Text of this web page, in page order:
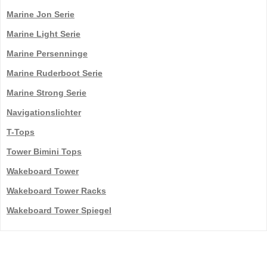
Marine Jon Serie
Marine Light Serie
Marine Persenninge
Marine Ruderboot Serie
Marine Strong Serie
Navigationslichter
T-Tops
Tower Bimini Tops
Wakeboard Tower
Wakeboard Tower Racks
Wakeboard Tower Spiegel